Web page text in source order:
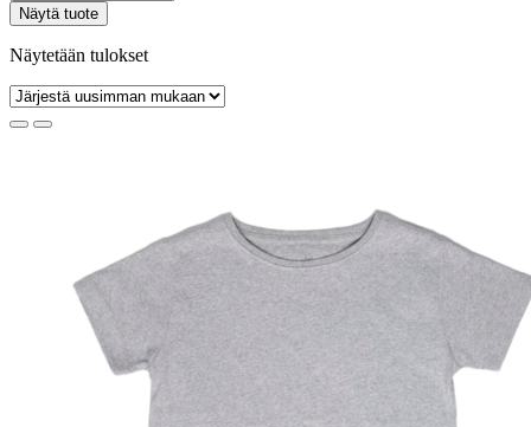
Näytä tuote
Näytetään tulokset